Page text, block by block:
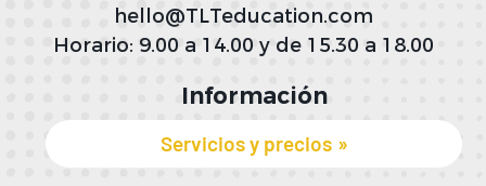
hello@TLTeducation.com
Horario: 9.00 a 14.00 y de 15.30 a 18.00
Información
Servicios y precios